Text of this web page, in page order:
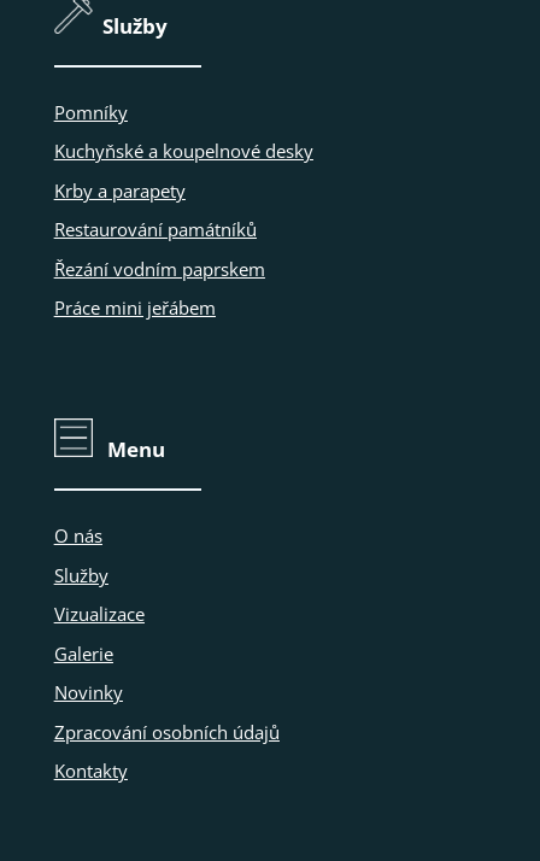
Služby
Pomníky
Kuchyňské a koupelnové desky
Krby a parapety
Restaurování památníků
Řezání vodním paprskem
Práce mini jeřábem
Menu
O nás
Služby
Vizualizace
Galerie
Novinky
Zpracování osobních údajů
Kontakty